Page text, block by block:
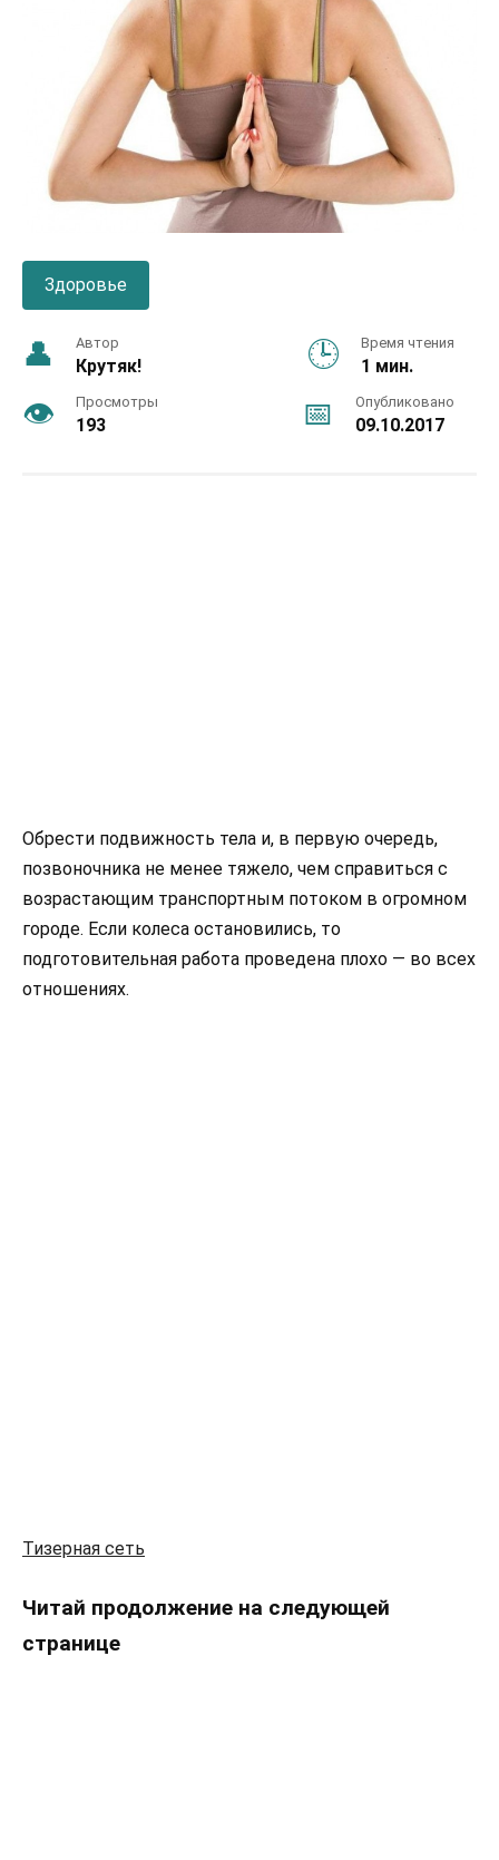
Здоровье
Автор
Крутяк!
Время чтения
1 мин.
Просмотры
193
Опубликовано
09.10.2017
Обрести подвижность тела и, в первую очередь,
позвоночника не менее тяжело, чем справиться с
воз­растающим транспортным потоком в огромном
городе. Если колеса остановились, то
подготовительная работа проведена плохо — во всех
отношениях.
Тизерная сеть
Читай продолжение на следующей
странице